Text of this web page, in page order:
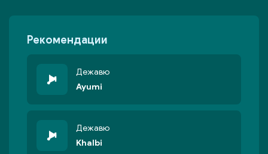
Рекомендации
Дежавю
Ayumi
Дежавю
Khalbi